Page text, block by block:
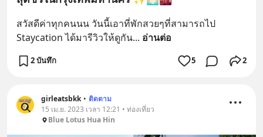
สวัสดีค่าทุกคนนน วันนี้เอาที่พักสวยๆที่สามารถไป
Staycation​ ได้มารีวิวให้ดูกัน... อ่านต่อ
2 บันทึก 5 2
girleatsbkk • ติดตาม
15 เม.ย. 2023 เวลา 12:21 • ท่องเที่ยว
Blue Lotus Hua Hin